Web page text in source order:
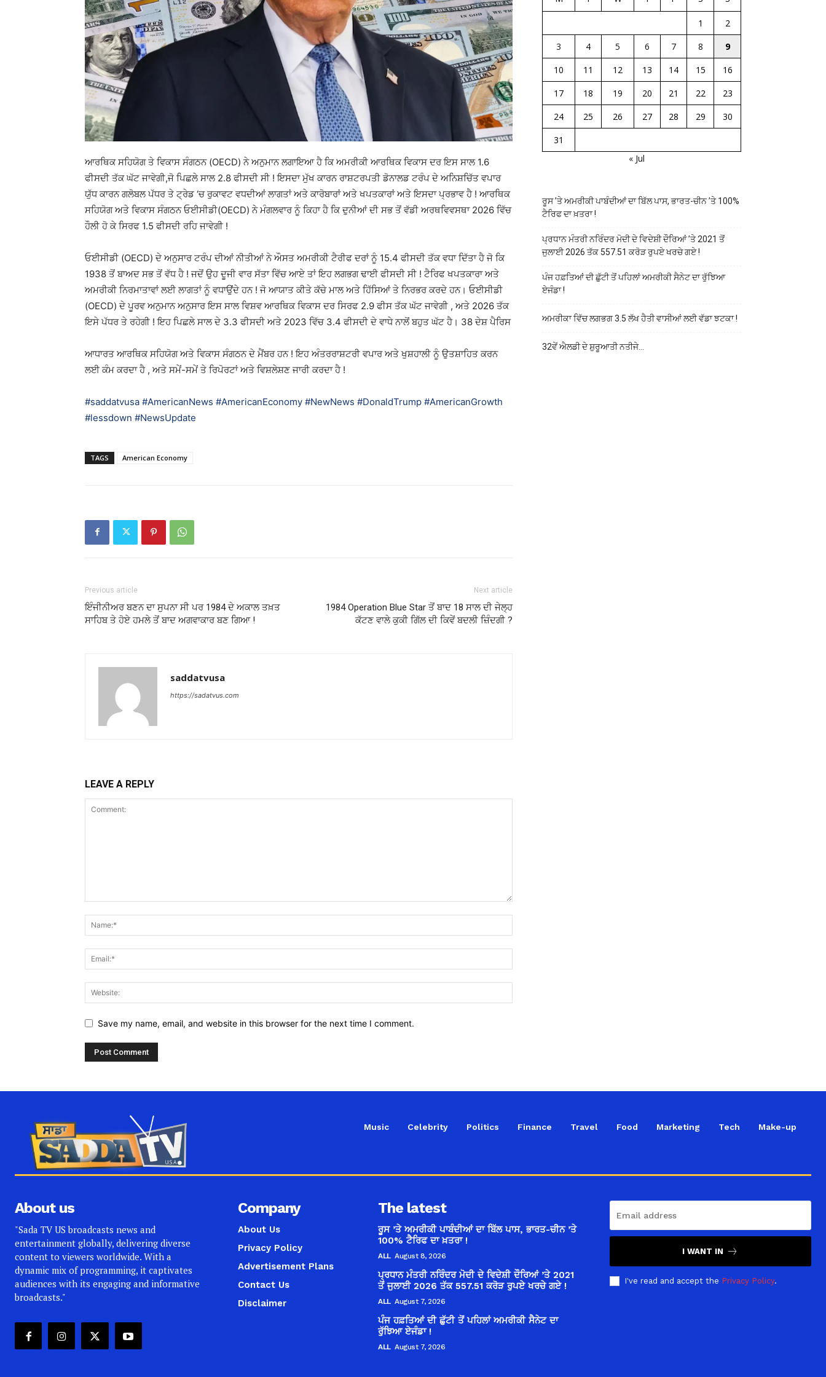
ਆਰਥਿਕ ਸਹਿਯੋਗ ਤੇ ਵਿਕਾਸ ਸੰਗਠਨ (OECD) ਨੇ ਅਨੁਮਾਨ ਲਗਾਇਆ ਹੈ ਕਿ ਅਮਰੀਕੀ ਆਰਥਿਕ ਵਿਕਾਸ ਦਰ ਇਸ ਸਾਲ 1.6
ਫੀਸਦੀ ਤੱਕ ਘੱਟ ਜਾਵੇਗੀ,ਜੋ ਪਿਛਲੇ ਸਾਲ 2.8 ਫੀਸਦੀ ਸੀ ! ਇਸਦਾ ਮੁੱਖ ਕਾਰਨ ਰਾਸ਼ਟਰਪਤੀ ਡੋਨਾਲਡ ਟਰੰਪ ਦੇ ਅਨਿਸ਼ਚਿੱਤ ਵਪਾਰ
ਯੁੱਧ ਕਾਰਨ ਗਲੋਬਲ ਪੱਧਰ ਤੇ ਟ੍ਰੇਡ ‘ਚ ਰੁਕਾਵਟ ਵਧਦੀਆਂ ਲਾਗਤਾਂ ਅਤੇ ਕਾਰੋਬਾਰਾਂ ਅਤੇ ਖਪਤਕਾਰਾਂ ਅਤੇ ਇਸਦਾ ਪ੍ਰਭਾਵ ਹੈ ! ਆਰਥਿਕ
ਸਹਿਯੋਗ ਅਤੇ ਵਿਕਾਸ ਸੰਗਠਨ ਓਈਸੀਡੀ(OECD) ਨੇ ਮੰਗਲਵਾਰ ਨੂੰ ਕਿਹਾ ਹੈ ਕਿ ਦੁਨੀਆਂ ਦੀ ਸਭ ਤੋਂ ਵੱਡੀ ਅਰਥਵਿਵਸਥਾ 2026 ਵਿੱਚ
ਹੌਲੀ ਹੋ ਕੇ ਸਿਰਫ 1.5 ਫੀਸਦੀ ਰਹਿ ਜਾਵੇਗੀ !
ਓਈਸੀਡੀ (OECD) ਦੇ ਅਨੁਸਾਰ ਟਰੰਪ ਦੀਆਂ ਨੀਤੀਆਂ ਨੇ ਔਸਤ ਅਮਰੀਕੀ ਟੈਰੀਫ ਦਰਾਂ ਨੂੰ 15.4 ਫੀਸਦੀ ਤੱਕ ਵਧਾ ਦਿੱਤਾ ਹੈ ਜੋ ਕਿ
1938 ਤੋਂ ਬਾਅਦ ਸਭ ਤੋਂ ਵੱਧ ਹੈ ! ਜਦੋਂ ਉਹ ਦੂਜੀ ਵਾਰ ਸੱਤਾ ਵਿੱਚ ਆਏ ਤਾਂ ਇਹ ਲਗਭਗ ਢਾਈ ਫੀਸਦੀ ਸੀ ! ਟੈਰਿਫ ਖਪਤਕਾਰਾ ਅਤੇ
ਅਮਰੀਕੀ ਨਿਰਮਾਤਾਵਾਂ ਲਈ ਲਾਗਤਾਂ ਨੂੰ ਵਧਾਉਂਦੇ ਹਨ ! ਜੋ ਆਯਾਤ ਕੀਤੇ ਕੱਚੇ ਮਾਲ ਅਤੇ ਹਿੱਸਿਆਂ ਤੇ ਨਿਰਭਰ ਕਰਦੇ ਹਨ। ਓਈਸੀਡੀ
(OECD) ਦੇ ਪੂਰਵ ਅਨੁਮਾਨ ਅਨੁਸਾਰ ਇਸ ਸਾਲ ਵਿਸ਼ਵ ਆਰਥਿਕ ਵਿਕਾਸ ਦਰ ਸਿਰਫ 2.9 ਫੀਸ ਤੱਕ ਘੱਟ ਜਾਵੇਗੀ , ਅਤੇ 2026 ਤੱਕ
ਇਸੇ ਪੱਧਰ ਤੇ ਰਹੇਗੀ ! ਇਹ ਪਿਛਲੇ ਸਾਲ ਦੇ 3.3 ਫੀਸਦੀ ਅਤੇ 2023 ਵਿੱਚ 3.4 ਫੀਸਦੀ ਦੇ ਵਾਧੇ ਨਾਲੋਂ ਬਹੁਤ ਘੱਟ ਹੈ। 38 ਦੇਸ਼ ਪੈਰਿਸ
ਆਧਾਰਤ ਆਰਥਿਕ ਸਹਿਯੋਗ ਅਤੇ ਵਿਕਾਸ ਸੰਗਠਨ ਦੇ ਮੈਂਬਰ ਹਨ ! ਇਹ ਅੰਤਰਰਾਸ਼ਟਰੀ ਵਪਾਰ ਅਤੇ ਖੁਸ਼ਹਾਲੀ ਨੂੰ ਉਤਸ਼ਾਹਿਤ ਕਰਨ
ਲਈ ਕੰਮ ਕਰਦਾ ਹੈ , ਅਤੇ ਸਮੇਂ-ਸਮੇਂ ਤੇ ਰਿਪੋਰਟਾਂ ਅਤੇ ਵਿਸ਼ਲੇਸ਼ਣ ਜਾਰੀ ਕਰਦਾ ਹੈ !
#saddatvusa #AmericanNews #AmericanEconomy #NewNews #DonaldTrump #AmericanGrowth
#lessdown #NewsUpdate
TAGS American Economy
Previous article
ਇੰਜੀਨੀਅਰ ਬਣਨ ਦਾ ਸੁਪਨਾ ਸੀ ਪਰ 1984 ਦੇ ਅਕਾਲ ਤਖ਼ਤ
ਸਾਹਿਬ ਤੇ ਹੋਏ ਹਮਲੇ ਤੋਂ ਬਾਦ ਅਗਵਾਕਾਰ ਬਣ ਗਿਆ !
Next article
1984 Operation Blue Star ਤੋਂ ਬਾਦ 18 ਸਾਲ ਦੀ ਜੇਲ੍ਹ
ਕੱਟਣ ਵਾਲੇ ਕੁਕੀ ਗਿੱਲ ਦੀ ਕਿਵੇਂ ਬਦਲੀ ਜ਼ਿੰਦਗੀ ?
saddatvusa
https://sadatvus.com
LEAVE A REPLY
Save my name, email, and website in this browser for the next time I comment.
1
2
3
4 5 6 7 8
9
10
11 12 13 14 15
16
17
18 19 20 21 22
23
24
25 26 27 28 29
30
31
« Jul
ਰੂਸ ’ਤੇ ਅਮਰੀਕੀ ਪਾਬੰਦੀਆਂ ਦਾ ਬਿੱਲ ਪਾਸ, ਭਾਰਤ-ਚੀਨ ’ਤੇ 100%
ਟੈਰਿਫ ਦਾ ਖ਼ਤਰਾ !
ਪ੍ਰਧਾਨ ਮੰਤਰੀ ਨਰਿੰਦਰ ਮੋਦੀ ਦੇ ਵਿਦੇਸ਼ੀ ਦੌਰਿਆਂ ’ਤੇ 2021 ਤੋਂ
ਜੁਲਾਈ 2026 ਤੱਕ 557.51 ਕਰੋੜ ਰੁਪਏ ਖਰਚੇ ਗਏ !
ਪੰਜ ਹਫ਼ਤਿਆਂ ਦੀ ਛੁੱਟੀ ਤੋਂ ਪਹਿਲਾਂ ਅਮਰੀਕੀ ਸੈਨੇਟ ਦਾ ਰੁੱਝਿਆ
ਏਜੰਡਾ !
ਅਮਰੀਕਾ ਵਿੱਚ ਲਗਭਗ 3.5 ਲੱਖ ਹੈਤੀ ਵਾਸੀਆਂ ਲਈ ਵੱਡਾ ਝਟਕਾ !
32ਵੇਂ ਐਲਡੀ ਦੇ ਸ਼ੁਰੂਆਤੀ ਨਤੀਜੇ…
Music Celebrity Politics Finance Travel Food Marketing Tech Make-up
About us
"Sada TV US broadcasts news and
entertainment globally, delivering diverse
content to viewers worldwide. With a
dynamic mix of programming, it captivates
audiences with its engaging and informative
broadcasts."
Company
About Us
Privacy Policy
Advertisement Plans
Contact Us
Disclaimer
The latest
ਰੂਸ ’ਤੇ ਅਮਰੀਕੀ ਪਾਬੰਦੀਆਂ ਦਾ ਬਿੱਲ ਪਾਸ, ਭਾਰਤ-ਚੀਨ ’ਤੇ
100% ਟੈਰਿਫ ਦਾ ਖ਼ਤਰਾ !
ALL August 8, 2026
ਪ੍ਰਧਾਨ ਮੰਤਰੀ ਨਰਿੰਦਰ ਮੋਦੀ ਦੇ ਵਿਦੇਸ਼ੀ ਦੌਰਿਆਂ ’ਤੇ 2021
ਤੋਂ ਜੁਲਾਈ 2026 ਤੱਕ 557.51 ਕਰੋੜ ਰੁਪਏ ਖਰਚੇ ਗਏ !
ALL August 7, 2026
ਪੰਜ ਹਫ਼ਤਿਆਂ ਦੀ ਛੁੱਟੀ ਤੋਂ ਪਹਿਲਾਂ ਅਮਰੀਕੀ ਸੈਨੇਟ ਦਾ
ਰੁੱਝਿਆ ਏਜੰਡਾ !
ALL August 7, 2026
I WANT IN
I've read and accept the Privacy Policy.